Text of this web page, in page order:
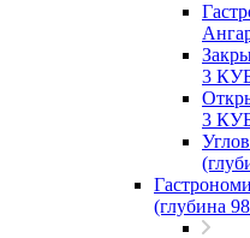
3
3
(глубина